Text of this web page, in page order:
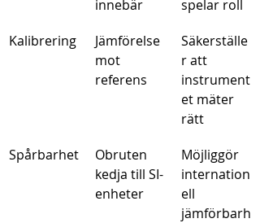
innebär
spelar roll
Kalibrering
Jämförelse
mot
referens
Säkerställe
r att
instrument
et mäter
rätt
Spårbarhet
Obruten
kedja till SI-
enheter
Möjliggör
internation
ell
jämförbarh